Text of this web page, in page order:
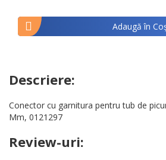
Adaugă în
Descriere:
Conector cu garnitura pentru tub de
Mm, 0121297
Review-uri: